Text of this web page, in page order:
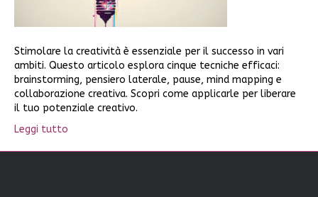
Stimolare la creatività è essenziale per il successo in vari
ambiti. Questo articolo esplora cinque tecniche efficaci:
brainstorming, pensiero laterale, pause, mind mapping e
collaborazione creativa. Scopri come applicarle per liberare
il tuo potenziale creativo.
Leggi tutto